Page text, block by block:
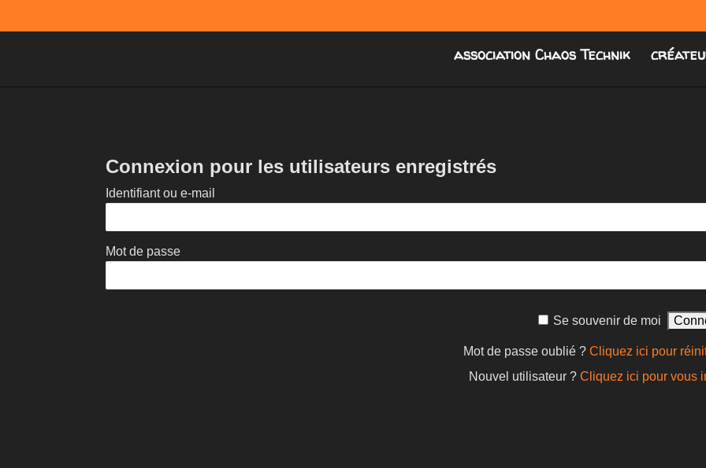
association Chaos Technik
Connexion pour les utilisateurs enregistrés
Identifiant ou e-mail
Mot de passe
Se souvenir de moi
Mot de passe oublié ? Cliquez ici pour
Nouvel utilisateur ? Cliquez ici pour vous